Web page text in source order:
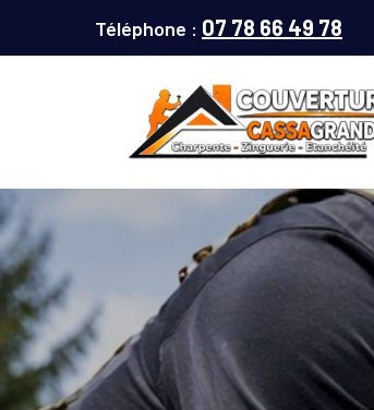
Téléphone : 07 78 66 49 78